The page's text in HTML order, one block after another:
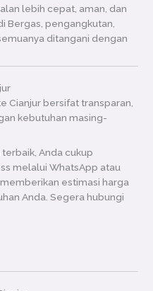
lebih cepat, aman, dan
Bergas, pengangkutan,
ditangani dengan
Cianjur bersifat transparan,
kebutuhan masing-
Anda cukup
melalui WhatsApp atau
estimasi harga
Anda. Segera hubungi